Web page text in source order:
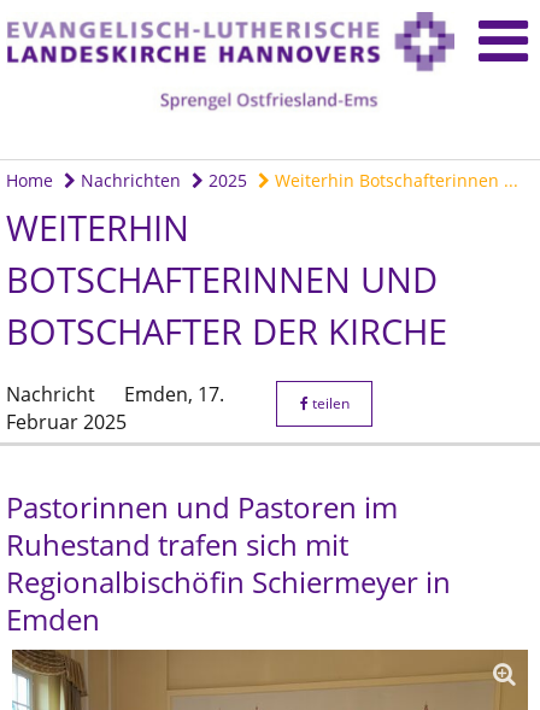
Home Nachrichten 2025 Weiterhin Botschafterinnen ...
WEITERHIN
BOTSCHAFTERINNEN UND
BOTSCHAFTER DER KIRCHE
Nachricht Emden, 17.
Februar 2025
teilen
Pastorinnen und Pastoren im
Ruhestand trafen sich mit
Regionalbischöfin Schiermeyer in
Emden